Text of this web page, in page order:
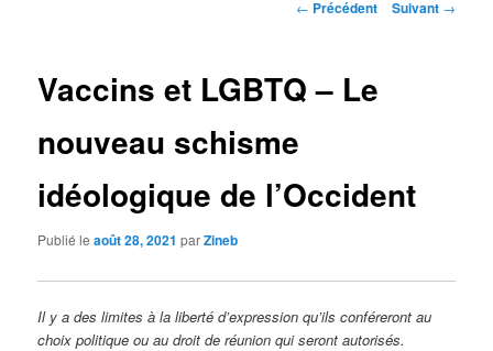
Navigation
← Précédent Suivant →
Vaccins et LGBTQ – Le
nouveau schisme
idéologique de l’Occident
Publié leaoût 28, 2021 parZineb
Il y a des limites à la liberté d’expression qu’ils conféreront au
choix politique ou au droit de réunion qui seront autorisés.